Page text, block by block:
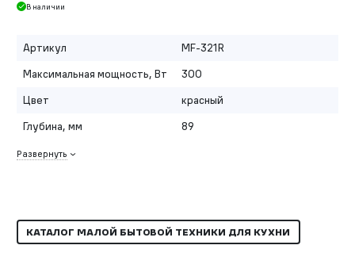
В наличии
Артикул
MF-321R
Максимальная мощность, Вт
300
Цвет
красный
Глубина, мм
89
Развернуть
КАТАЛОГ МАЛОЙ БЫТОВОЙ ТЕХНИКИ ДЛЯ КУХНИ